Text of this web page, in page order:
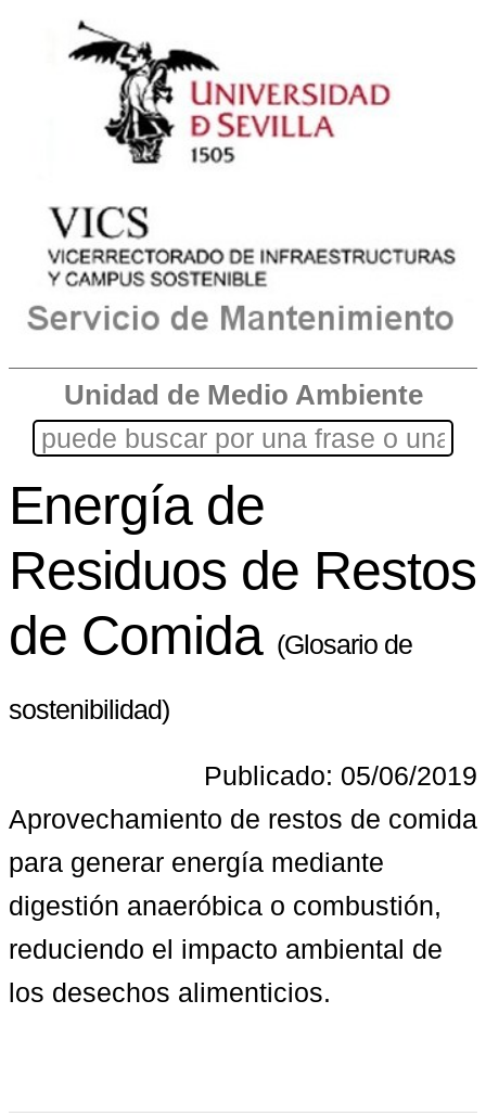
Unidad de Medio Ambiente
Energía de
Residuos de Restos
de Comida (Glosario de
sostenibilidad)
Publicado: 05/06/2019
Aprovechamiento de restos de comida
para generar energía mediante
digestión anaeróbica o combustión,
reduciendo el impacto ambiental de
los desechos alimenticios.